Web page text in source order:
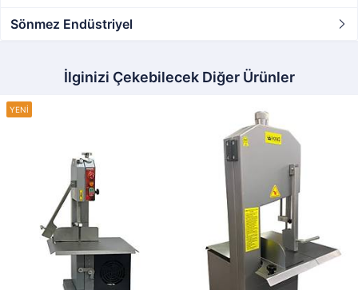
Sönmez Endüstriyel
İlginizi Çekebilecek Diğer Ürünler